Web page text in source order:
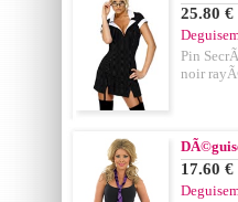
25.80 €
Pin
noir
17.60 €